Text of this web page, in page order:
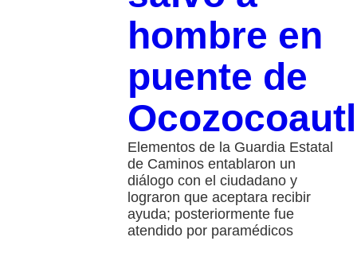
hombre en
puente de
Elementos de la Guardia Estatal
de Caminos entablaron un
diálogo con el ciudadano y
lograron que aceptara recibir
ayuda; posteriormente fue
atendido por paramédicos